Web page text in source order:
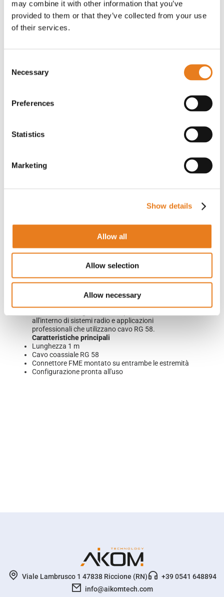
may combine it with other information that you’ve
provided to them or that they’ve collected from your use
of their services.
Selection
Necessary
Preferences
Statistics
Marketing
Show details
Allow all
Allow selection
Allow necessary
RG 58 da 1 m progettato per assicurare
connessioni RF stabili e sicure. È dotato di
connettore FME montato su entrambe le estremità,
soluzione che lo rende adatto a installazioni in cui
all'interno di sistemi radio e applicazioni
professionali che utilizzano cavo RG 58.
Caratteristiche principali
Lunghezza 1 m
Cavo coassiale RG 58
Connettore FME montato su entrambe le estremità
Configurazione pronta all'uso
Viale Lambrusco 1 47838 Riccione (RN)
+39 0541 648894
info@aikomtech.com